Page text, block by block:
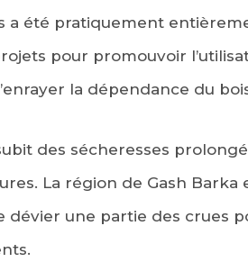
a été pratiquement
pour promouvoir
la dépendance du
des sécheresses
La région de Gash
dévier une partie des crues